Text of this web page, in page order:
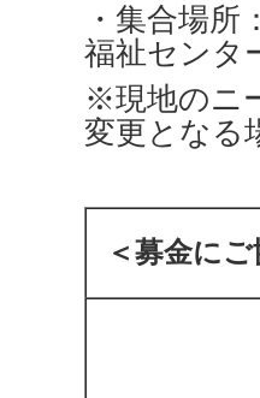
・集合場
福祉センタ
※現地のニ
変更となる
＜募金に